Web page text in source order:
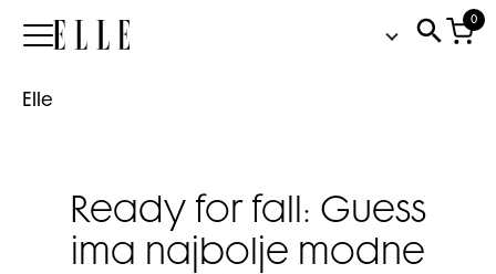
Elle
0
Elle
Ready for fall: Guess
ima najbolje modne